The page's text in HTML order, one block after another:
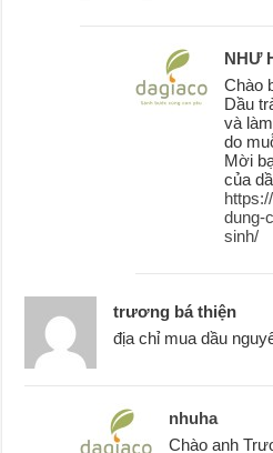
NHƯ
Chào
Dầu
và
do
Mời
của
dung-
sinh/
trương bá thiện
địa chỉ mua dầu
nhuha
Chào anh